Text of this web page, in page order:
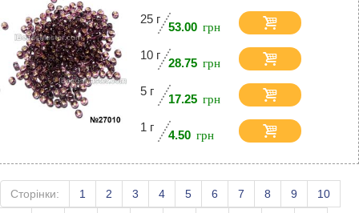
25 г
53.00
10 г
28.75
5 г
17.25
1 г
4.50
Сторінки: 1 2 3 4 5 6 7 8 9 10